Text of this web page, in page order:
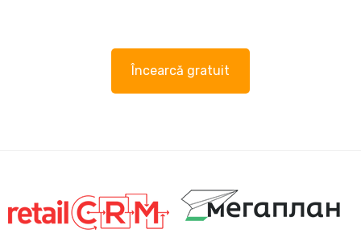
Încearcă gratuit